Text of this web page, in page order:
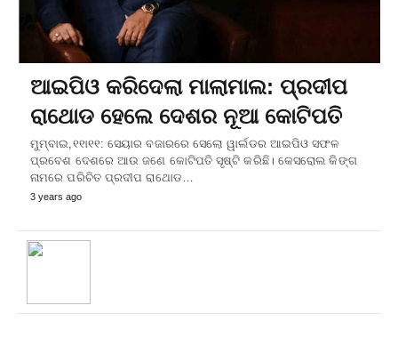
ଆଇପିଓ କରିଦେଲା ମାଲାମାଲ: ପ୍ରଦୀପ
ରାଥୋଡ ହେଲେ ଦେଶର ନୂଆ କୋଟିପତି
ମୁମ୍ବାଇ,୧୧ା୧୧: ସେୟାର ବଜାରରେ ସେଲୋ ୱାର୍ଲଡର ଆଇପିଓ ସଫଳ
ପ୍ରବେଶ ଦେଶରେ ଆଉ ଜଣେ କୋଟିପତି ସୃଷ୍ଟି କରିଛି। କେସରୋଲ କିଙ୍ଗ
ନାମରେ ପରିଚିତ ପ୍ରଦୀପ ରାଥୋଡ…
3 years ago